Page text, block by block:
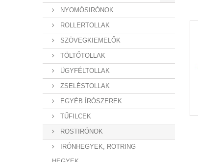
NYOMÓSIRÓNOK
ROLLERTOLLAK
SZÖVEGKIEMELŐK
TÖLTŐTOLLAK
ÜGYFÉLTOLLAK
ZSELÉSTOLLAK
EGYÉB ÍRÓSZEREK
TŰFILCEK
ROSTIRÓNOK
IRÓNHEGYEK, ROTRING